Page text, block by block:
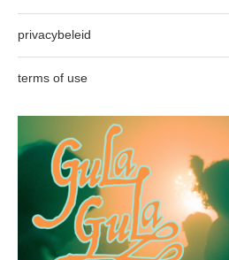
privacybeleid
terms of use